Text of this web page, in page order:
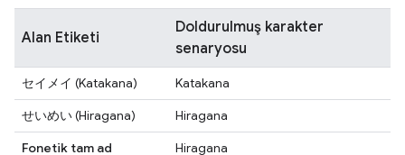
Alan Etiketi
Doldurulmuş karakter
senaryosu
セイメイ (Katakana)
Katakana
せいめい(Hiragana)
Hiragana
Fonetik tam ad
Hiragana